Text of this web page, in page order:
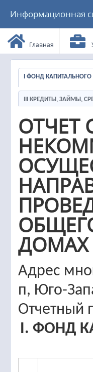
Информационная
Главная
I ФОНД
III КРЕДИТЫ, ЗАЙМЫ,
ОТЧЕТ
ДОМАХ
Адрес
п, Юго-
Отчетный
I. ФОНД